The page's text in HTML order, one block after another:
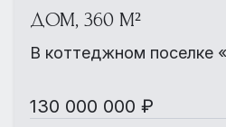
ДОМ, 360 М²
В коттеджном поселке
130 000 000 ₽